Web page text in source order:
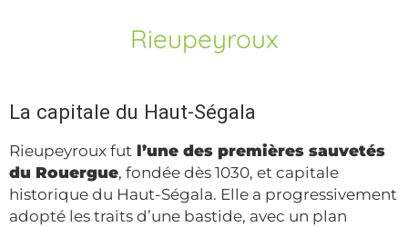
Rieupeyroux
La capitale du Haut-Ségala
Rieupeyroux fut l’une des premières sauvetés
du Rouergue, fondée dès 1030, et capitale
historique du Haut-Ségala. Elle a progressivement
adopté les traits d’une bastide, avec un plan